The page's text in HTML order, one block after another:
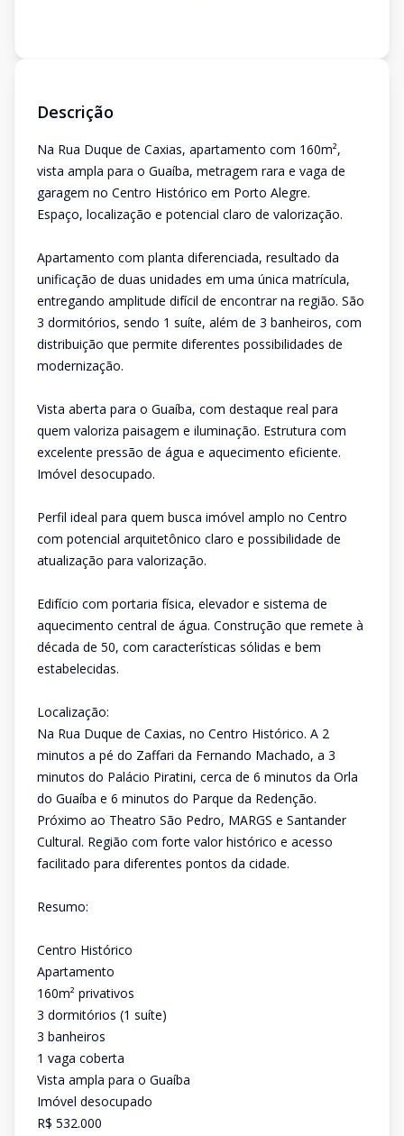
Descrição
Na Rua Duque de Caxias, apartamento com 160m²,
vista ampla para o Guaíba, metragem rara e vaga de
garagem no Centro Histórico em Porto Alegre.
Espaço, localização e potencial claro de valorização.
Apartamento com planta diferenciada, resultado da
unificação de duas unidades em uma única matrícula,
entregando amplitude difícil de encontrar na região. São
3 dormitórios, sendo 1 suíte, além de 3 banheiros, com
distribuição que permite diferentes possibilidades de
modernização.
Vista aberta para o Guaíba, com destaque real para
quem valoriza paisagem e iluminação. Estrutura com
excelente pressão de água e aquecimento eficiente.
Imóvel desocupado.
Perfil ideal para quem busca imóvel amplo no Centro
com potencial arquitetônico claro e possibilidade de
atualização para valorização.
Edifício com portaria física, elevador e sistema de
aquecimento central de água. Construção que remete à
década de 50, com características sólidas e bem
estabelecidas.
Localização:
Na Rua Duque de Caxias, no Centro Histórico. A 2
minutos a pé do Zaffari da Fernando Machado, a 3
minutos do Palácio Piratini, cerca de 6 minutos da Orla
do Guaíba e 6 minutos do Parque da Redenção.
Próximo ao Theatro São Pedro, MARGS e Santander
Cultural. Região com forte valor histórico e acesso
facilitado para diferentes pontos da cidade.
Resumo:
Centro Histórico
Apartamento
160m² privativos
3 dormitórios (1 suíte)
3 banheiros
1 vaga coberta
Vista ampla para o Guaíba
Imóvel desocupado
R$ 532.000